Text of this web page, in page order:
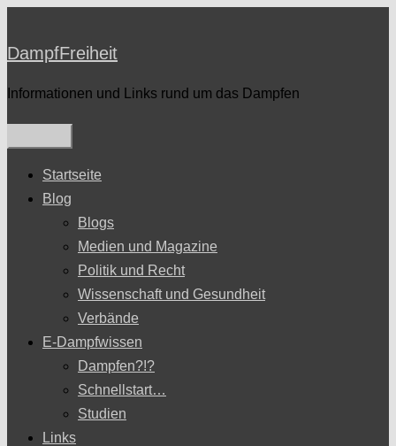
springen
DampfFreiheit
Informationen und Links rund um das Dampfen
Startseite
Blog
Blogs
Medien und Magazine
Politik und Recht
Wissenschaft und Gesundheit
Verbände
E-Dampfwissen
Dampfen?!?
Schnellstart…
Studien
Links